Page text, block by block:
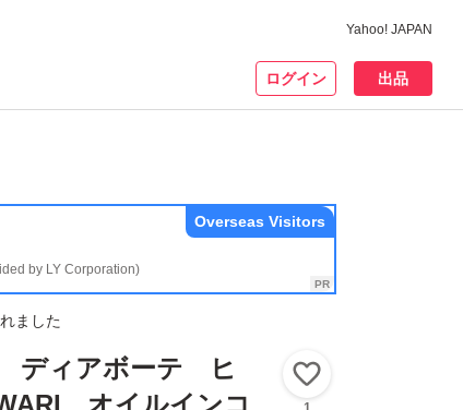
Yahoo! JAPAN
ログイン 出品
by LY Corporation)
Overseas Visitors
ました
ィアボーテ ヒ
オイルインコ